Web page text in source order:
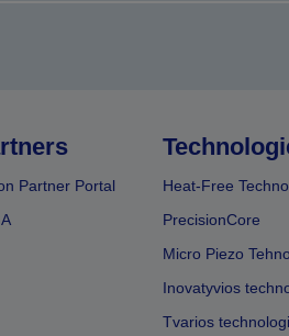
Partner Portal
Heat-Free
PrecisionCore
Micro Piezo
Inovatyvios
Tvarios